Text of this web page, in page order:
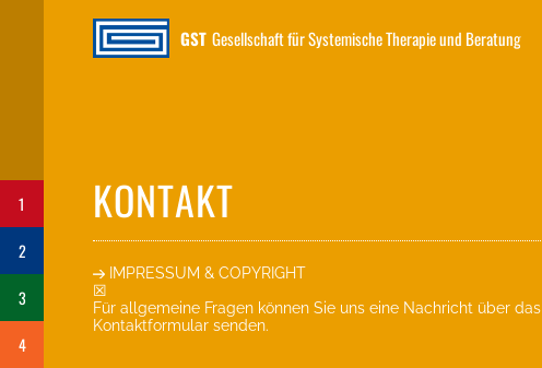
1
2
3
4
GST Gesellschaft für Systemische Therapie und Beratung
KONTAKT
IMPRESSUM & COPYRIGHT
☒
Für allgemeine Fragen können Sie uns eine Nachricht über das
Kontaktformular senden.